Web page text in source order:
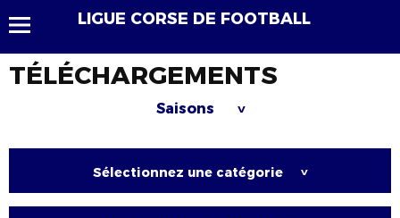
LIGUE CORSE DE FOOTBALL
TÉLÉCHARGEMENTS
Saisons >
Sélectionnez une catégorie >